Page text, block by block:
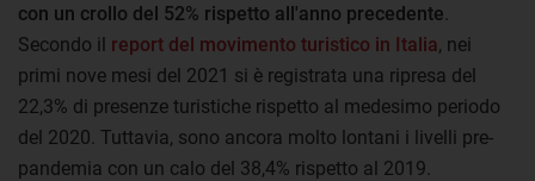
con un crollo del 52% rispetto all'anno precedente
Secondo il report del movimento turistico in Italia, nei
primi nove mesi del 2021 si è registrata una ripresa del
22,3% di presenze turistiche rispetto al medesimo periodo
del 2020. Tuttavia, sono ancora molto lontani i livelli pre-
pandemia con un calo del 38,4% rispetto al 2019.